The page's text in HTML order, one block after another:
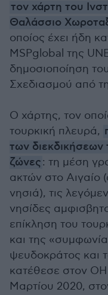
τον χάρτη του
Θαλάσσιο
οποίος έχει ήδη
MSPglobal της
δημοσιοποίηση
Σχεδιασμού από
Ο χάρτης, τον
τουρκική πλευρά,
των διεκδικήσεων
ζώνες: τη μέση
ακτών στο Αιγαίο
νησιά), τις
νησίδες
επίκληση του
και της
ψευδοκράτος και
κατέθεσε στον
Μαρτίου 2020,